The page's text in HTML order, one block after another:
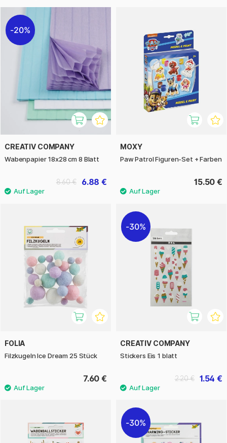
20%
CREATIV COMPANY
Wabenpapier 18x28 cm 8 Blatt
6.88 €
8.60 €
MOXY
Paw Patrol Figuren-Set + Farben
15.50 €
FOLIA
Filzkugeln Ice Dream 25 Stück
7.60 €
30%
CREATIV COMPANY
Stickers Eis 1 blatt
1.54 €
2.20 €
30%